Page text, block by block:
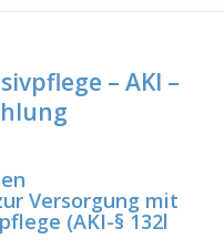
– AKI –
Versorgung mit
(AKI-§ 132l